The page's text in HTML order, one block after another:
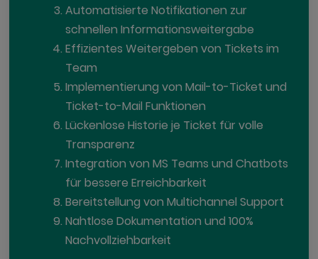
Automatisierte Notifikationen zur
schnellen Informationsweitergabe
Effizientes Weitergeben von Tickets im
Team
Implementierung von Mail-to-Ticket und
Ticket-to-Mail Funktionen
Lückenlose Historie je Ticket für volle
Transparenz
Integration von MS Teams und Chatbots
für bessere Erreichbarkeit
Bereitstellung von Multichannel Support
Nahtlose Dokumentation und 100%
Nachvollziehbarkeit